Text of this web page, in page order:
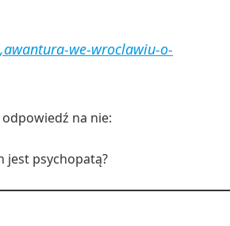
we-wroclawiu-o-
na nie:
jest psychopatą?